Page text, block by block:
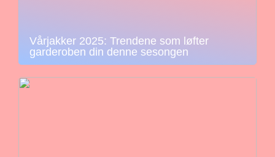
Vårjakker 2025: Trendene som løfter
garderoben din denne sesongen